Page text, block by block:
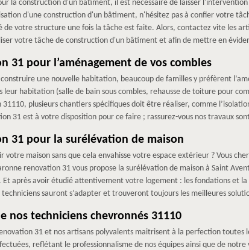
la construction d'un bâtiment, il est nécessaire de laisser
d'une construction d'un bâtiment, n'hésitez pas à confier votre
votre structure une fois la tâche est faite. Alors, contactez vite les
votre tâche de construction d'un bâtiment et afin de mettre en
31 pour l’aménagement de vos combles
une nouvelle habitation, beaucoup de familles y préfèrent
leur habitation (salle de bain sous combles, rehausse de toiture pour
31110, plusieurs chantiers spécifiques doit être réaliser, comme
31 est à votre disposition pour ce faire ; rassurez-vous nos travaux
31 pour la surélévation de maison
votre maison sans que cela envahisse votre espace extérieur ? Vous
renovation 31 vous propose la surélévation de maison à Saint
après avoir étudié attentivement votre logement : les fondations et
sauront s’adapter et trouveront toujours les meilleures
nos techniciens chevronnés 31110
31 et nos artisans polyvalents maitrisent à la perfection
reflétant le professionnalisme de nos équipes ainsi que de